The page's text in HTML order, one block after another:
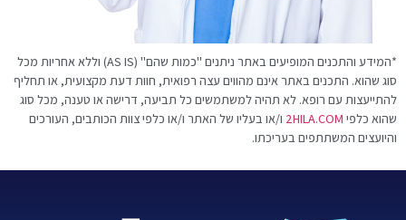
*המידע והתכנים המופיעים באתר ניתנים "כמות שהם" (AS IS) וללא אחריות מכל
סוג שהוא. התכנים באתר אינם מהווים עצה רפואית, חוות דעת מקצועית, או תחליף
להתייעצות עם רופא. לא תהיה למשתמשים כל תביעה, דרישה או טענה, מכל סוג
שהוא כלפי
2HILA.COM
ו/או בעליו של האתר ו/או כלפי צוות הכותבים, העורכים
והיועצים המשתתפים בעריכתו.